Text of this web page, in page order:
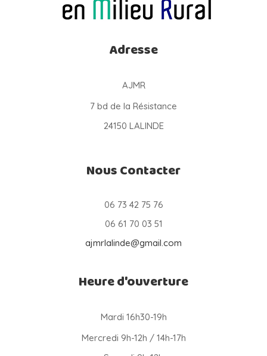
Adresse
AJMR
7 bd de la Résistance
24150 LALINDE
Nous Contacter
06 73 42 75 76
06 61 70 03 51
ajmrlalinde@gmail.com
Heure d'ouverture
Mardi 16h30-19h
Mercredi 9h-12h / 14h-17h